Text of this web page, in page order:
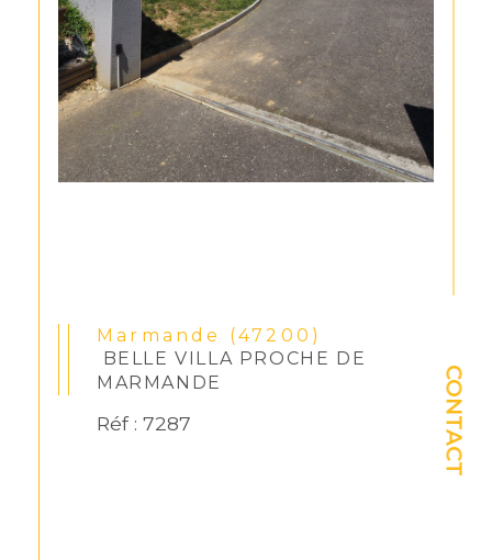
CONTACT
Marmande (47200)
BELLE VILLA PROCHE DE
MARMANDE
Réf : 7287